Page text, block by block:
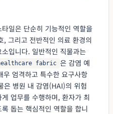
일은 단순히 기능적인 역할을
, 그리고 전반적인 의료 환경의
입니다. 일반적인 직물과는
fabric 은 감염 예
엄격하고 특수한 요구사항
은 병원 내 감염(HAI)의 위험
업무를 수행하며, 환자가 최
돕는 핵심적인 역할을 합니